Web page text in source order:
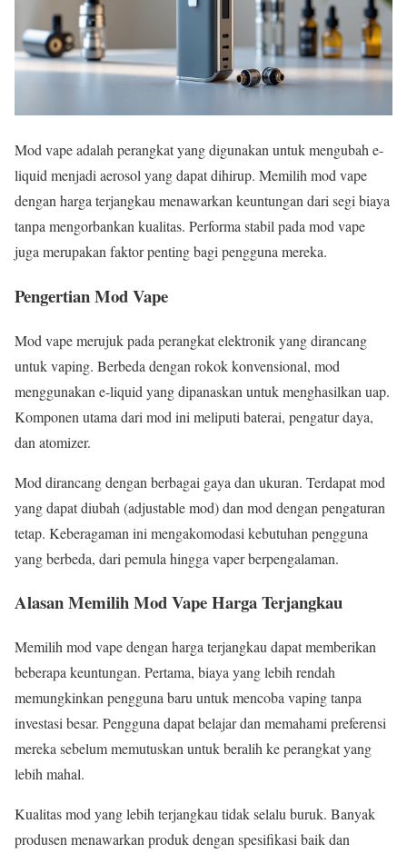
Mod vape adalah perangkat yang digunakan untuk mengubah e-
liquid menjadi aerosol yang dapat dihirup. Memilih mod vape
dengan harga terjangkau menawarkan keuntungan dari segi biaya
tanpa mengorbankan kualitas. Performa stabil pada mod vape
juga merupakan faktor penting bagi pengguna mereka.
Pengertian Mod Vape
Mod vape merujuk pada perangkat elektronik yang dirancang
untuk vaping. Berbeda dengan rokok konvensional, mod
menggunakan e-liquid yang dipanaskan untuk menghasilkan uap.
Komponen utama dari mod ini meliputi baterai, pengatur daya,
dan atomizer.
Mod dirancang dengan berbagai gaya dan ukuran. Terdapat mod
yang dapat diubah (adjustable mod) dan mod dengan pengaturan
tetap. Keberagaman ini mengakomodasi kebutuhan pengguna
yang berbeda, dari pemula hingga vaper berpengalaman.
Alasan Memilih Mod Vape Harga Terjangkau
Memilih mod vape dengan harga terjangkau dapat memberikan
beberapa keuntungan. Pertama, biaya yang lebih rendah
memungkinkan pengguna baru untuk mencoba vaping tanpa
investasi besar. Pengguna dapat belajar dan memahami preferensi
mereka sebelum memutuskan untuk beralih ke perangkat yang
lebih mahal.
Kualitas mod yang lebih terjangkau tidak selalu buruk. Banyak
produsen menawarkan produk dengan spesifikasi baik dan